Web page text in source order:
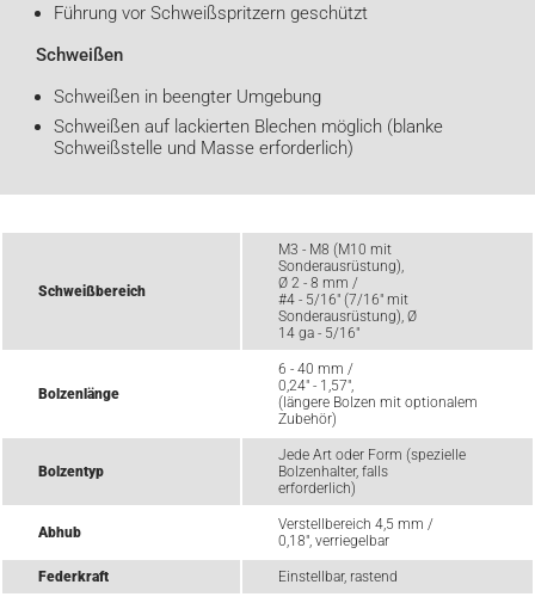
Führung vor Schweißspritzern geschützt
Schweißen
Schweißen in beengter Umgebung
Schweißen auf lackierten Blechen möglich (blanke
Schweißstelle und Masse erforderlich)
Schweißbereich
M3 - M8 (M10 mit
Sonderausrüstung),
Ø 2 - 8 mm /
#4 - 5/16" (7/16" mit
Sonderausrüstung), Ø
14 ga - 5/16"
Bolzenlänge
6 - 40 mm /
0,24" - 1,57",
(längere Bolzen mit optionalem
Zubehör)
Bolzentyp
Jede Art oder Form (spezielle
Bolzenhalter, falls
erforderlich)
Abhub
Verstellbereich 4,5 mm /
0,18", verriegelbar
Federkraft Einstellbar, rastend